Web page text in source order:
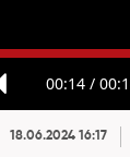
00:14 /
18.06.2024 16:17